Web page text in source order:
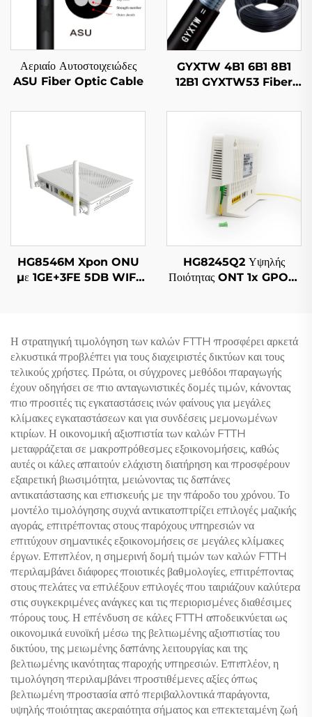
Αεριαίο Αυτοστοιχειώδες
ASU Fiber Optic Cable
GYXTW 4B1 6B1 8B1
12B1 GYXTW53 Fiber
HG8546M Xpon ONU
με 1GE+3FE 5DB WIFI
HG8245Q2 Υψηλής
Ποιότητας ONT 1x GPON,
Η στρατηγική τιμολόγηση των καλών FTTH προσφέρει αρκετά
ελκυστικά προβλέπει για τους διαχειριστές δικτύων και τους
τελικούς χρήστες. Πρώτα, οι σύγχρονες μεθόδοι παραγωγής
έχουν οδηγήσει σε πιο ανταγωνιστικές δομές τιμών, κάνοντας
πιο προσιτές τις εγκαταστάσεις ινών φαίνους για μεγάλες
κλίμακες εγκαταστάσεων και για συνδέσεις μεμονωμένων
κτιρίων. Η οικονομική αξιοπιστία των καλών FTTH
μεταφράζεται σε μακροπρόθεσμες εξοικονομήσεις, καθώς
αυτές οι κάλες απαιτούν ελάχιστη διατήρηση και προσφέρουν
εξαιρετική βιωσιμότητα, μειώνοντας τις δαπάνες
αντικατάστασης και επισκευής με την πάροδο του χρόνου. Το
μοντέλο τιμολόγησης συχνά αντικατοπτρίζει επιλογές μαζικής
αγοράς, επιτρέποντας στους παρόχους υπηρεσιών να
επιτύχουν σημαντικές εξοικονομήσεις σε μεγάλες κλίμακες
έργων. Επιπλέον, η σημερινή δομή τιμών των καλών FTTH
περιλαμβάνει διάφορες ποιοτικές βαθμολογίες, επιτρέποντας
στους πελάτες να επιλέξουν επιλογές που ταιριάζουν καλύτερα
στις συγκεκριμένες ανάγκες και τις περιορισμένες διαθέσιμες
πόρους τους. Η επένδυση σε κάλες FTTH αποδεικνύεται ως
οικονομικά ευνοϊκή μέσω της βελτιωμένης αξιοπιστίας του
δικτύου, της μειωμένης δαπάνης λειτουργίας και της
βελτιωμένης ικανότητας παροχής υπηρεσιών. Επιπλέον, η
τιμολόγηση περιλαμβάνει προστιθέμενες αξίες όπως
βελτιωμένη προστασία από περιβαλλοντικά παράγοντα,
υψηλής ποιότητας ακεραιότητα σήματος και επεκτεταμένη ζωή